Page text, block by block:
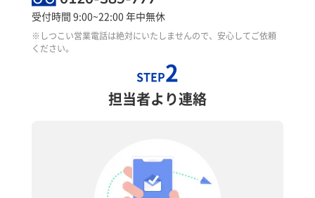
受付時間 9:00~22:00 年中無休
※しつこい営業電話は絶対にいたしませんので、安心してご依頼
ください。
STEP2
担当者より連絡